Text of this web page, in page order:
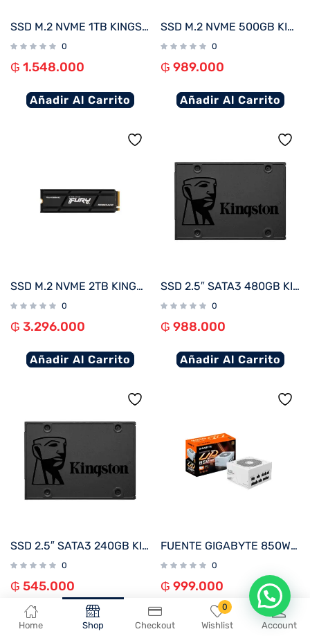
Home Shop Checkout
0
Wishlist Account
SSD M.2 NVME 1TB KINGSTON SNV3S/1000G 6000/4000MB/S PCIE 4.0
0
₲ 1.548.000
Añadir Al Carrito
SSD M.2 NVME 500GB KINGSTON SNV3S/500G 5000/3000MB/S PCIE 4.0
0
₲ 989.000
Añadir Al Carrito
SSD M.2 NVME 2TB KINGSTON FURY RENEGADE C/DISIPADOR TERMICO SFYRD/2000G 7300/7000 PCIE 4.0
0
₲ 3.296.000
Añadir Al Carrito
SSD 2.5″ SATA3 480GB KINGSTON SA400S37/480G
0
₲ 988.000
Añadir Al Carrito
SSD 2.5″ SATA3 240GB KINGSTON SA400S37/240G
0
₲ 545.000
Añadir Al Carrito
FUENTE GIGABYTE 850W 80PLUS GOLD FULL MODULAR BLANCO BIVOLT GP-UD850GM PG5W
0
₲ 999.000
Añadir Al Carrito
En que podemos ayudarte?